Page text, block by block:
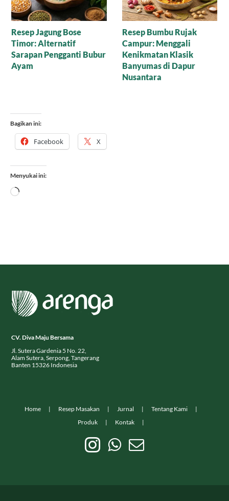
Manisnya Cokelat
Cornflakes Gula Aren,
Mari Nikmati Camilan
Sehat yang Mewah
Puding Tempe untuk
Anak yang Suka Pilih-
Pilih Makanan
Bagikan ini:
Menyukai ini:
Memuat...
Jl. Sutera Gardenia 5 No. 22,
Alam Sutera, Serpong, Tangerang
Banten 15326 Indonesia
Produk
Kontak